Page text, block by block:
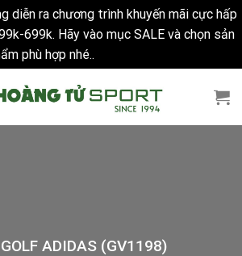
diễn ra chương trình khuyến mãi cực hấp
699k. Hãy vào mục SALE và chọn sản
phù hợp nhé..
ADIDAS (GV1198)